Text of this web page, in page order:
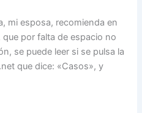
mi esposa, recomienda en
por falta de espacio no
se puede leer si se pulsa la
que dice: «Casos», y